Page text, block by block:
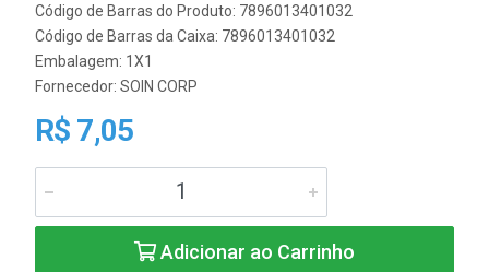
Código de Barras do Produto: 7896013401032
Código de Barras da Caixa: 7896013401032
Embalagem: 1X1
Fornecedor: SOIN CORP
R$ 7,05
Adicionar ao Carrinho